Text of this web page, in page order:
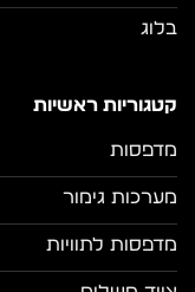
בלוג
קטגוריות ראשיות
מדפסות
מערכות גימור
מדפסות לתוויות